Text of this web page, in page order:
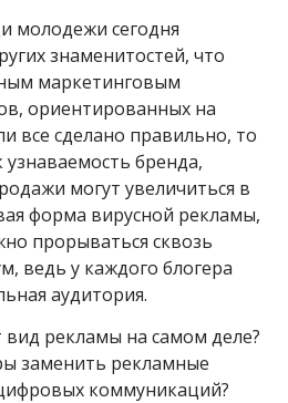
молодежи сегодня
знаменитостей, что
маркетинговым
ориентированных на
все сделано правильно, то
узнаваемость бренда,
могут увеличиться в
форма вирусной рекламы,
прорываться сквозь
ведь у каждого блогера
аудитория.
рекламы на самом деле?
заменить рекламные
коммуникаций?